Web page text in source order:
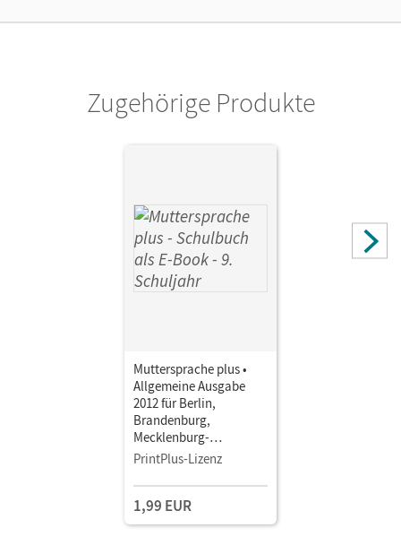
Zugehörige Produkte
Muttersprache plus •
Allgemeine Ausgabe
2012 für Berlin,
Brandenburg,
Mecklenburg-
Vorpommern, Sachsen-
Schuljahr • Schulbuch
als E-Book
PrintPlus-Lizenz
1,99 EUR